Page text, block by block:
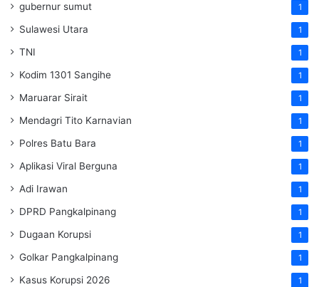
gubernur sumut 1
Sulawesi Utara 1
TNI 1
Kodim 1301 Sangihe 1
Maruarar Sirait 1
Mendagri Tito Karnavian 1
Polres Batu Bara 1
Aplikasi Viral Berguna 1
Adi Irawan 1
DPRD Pangkalpinang 1
Dugaan Korupsi 1
Golkar Pangkalpinang 1
Kasus Korupsi 2026 1